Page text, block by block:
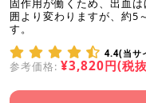
固作用が働くため、出血
囲より変わりますが、約5
す。
4.4(当サ
参考価格: ¥3,820円(税